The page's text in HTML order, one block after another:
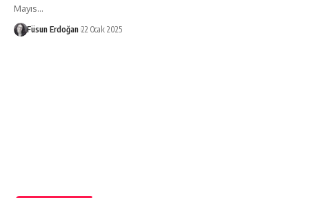
Mayıs…
Füsun Erdoğan 22 Ocak 2025